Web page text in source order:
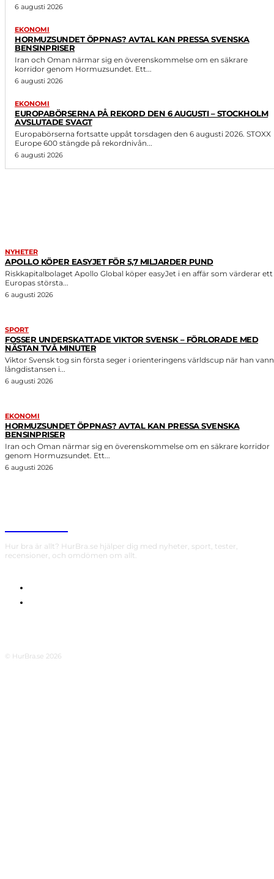
6 augusti 2026
EKONOMI
HORMUZSUNDET ÖPPNAS? AVTAL KAN PRESSA SVENSKA
BENSINPRISER
Iran och Oman närmar sig en överenskommelse om en säkrare
korridor genom Hormuzsundet. Ett...
6 augusti 2026
EKONOMI
EUROPABÖRSERNA PÅ REKORD DEN 6 AUGUSTI – STOCKHOLM
AVSLUTADE SVAGT
Europabörserna fortsatte uppåt torsdagen den 6 augusti 2026. STOXX
Europe 600 stängde på rekordnivån...
6 augusti 2026
NYHETER
APOLLO KÖPER EASYJET FÖR 5,7 MILJARDER PUND
Riskkapitalbolaget Apollo Global köper easyJet i en affär som värderar ett
Europas största...
6 augusti 2026
SPORT
FOSSER UNDERSKATTADE VIKTOR SVENSK – FÖRLORADE MED
NÄSTAN TVÅ MINUTER
Viktor Svensk tog sin första seger i orienteringens världscup när han vann
långdistansen i...
6 augusti 2026
EKONOMI
HORMUZSUNDET ÖPPNAS? AVTAL KAN PRESSA SVENSKA
BENSINPRISER
Iran och Oman närmar sig en överenskommelse om en säkrare korridor
genom Hormuzsundet. Ett...
6 augusti 2026
Hur bra är allt? HurBra.se hjälper dig med nyheter, sport, tester,
recensioner, och omdömen om allt.
© HurBra.se 2026